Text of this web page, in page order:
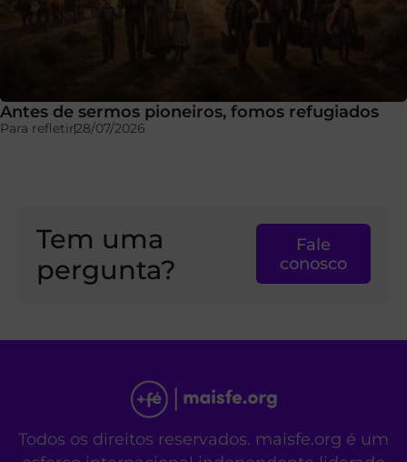
Antes de sermos pioneiros, fomos refugiados
Para refletir28/07/2026
Tem uma
pergunta?
Fale
conosco
Todos os direitos reservados. maisfe.org é um